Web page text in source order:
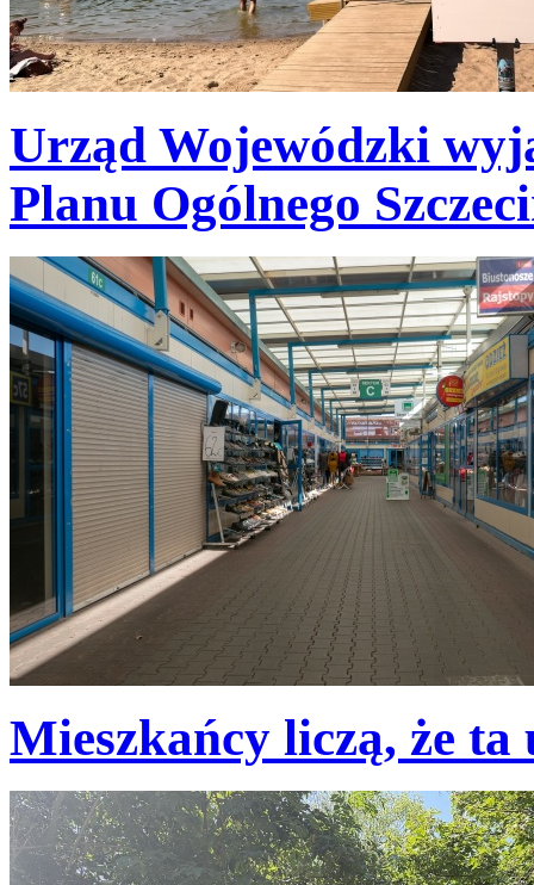
Urząd Wojewódzki
Planu Ogólnego
Mieszkańcy liczą, że